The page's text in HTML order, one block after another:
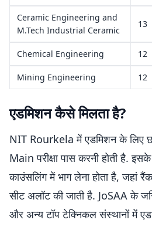
Ceramic Engineering and
M.Tech Industrial Ceramic
13
Chemical Engineering 12
Mining Engineering 12
एडमिशन कैसे मिलता है?
NIT Rourkela में एडमिशन के लिए
Main परीक्षा पास करनी होती है. इसके
काउंसलिंग में भाग लेना होता है, जहां
सीट अलॉट की जाती है. JoSAA के
और अन्य टॉप टेक्निकल संस्थानों में